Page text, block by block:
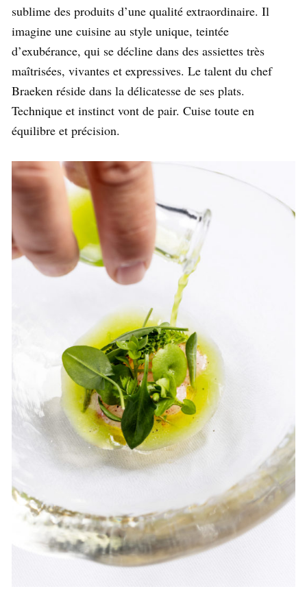
sublime des produits d’une qualité extraordinaire. Il
imagine une cuisine au style unique, teintée
d’exubérance, qui se décline dans des assiettes très
maîtrisées, vivantes et expressives. Le talent du chef
Braeken réside dans la délicatesse de ses plats.
Technique et instinct vont de pair. Cuise toute en
équilibre et précision.